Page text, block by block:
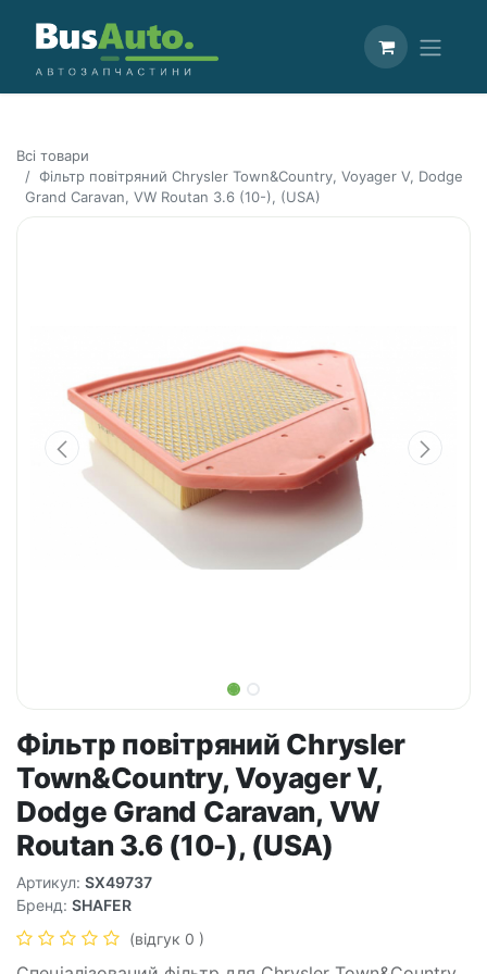
Всі товари
Фільтр повітряний Chrysler Town&Country, Voyager V, Dodge
Grand Caravan, VW Routan 3.6 (10-), (USA)
Фільтр повітряний Chrysler
Town&Country, Voyager V,
Dodge Grand Caravan, VW
Routan 3.6 (10-), (USA)
Артикул: SX49737
Бренд: SHAFER
(відгук 0 )